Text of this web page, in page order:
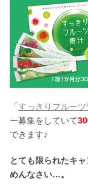
「すっきりフルーツ
ー募集をしていて
できます♪
とても限られたキ
めんなさい…。